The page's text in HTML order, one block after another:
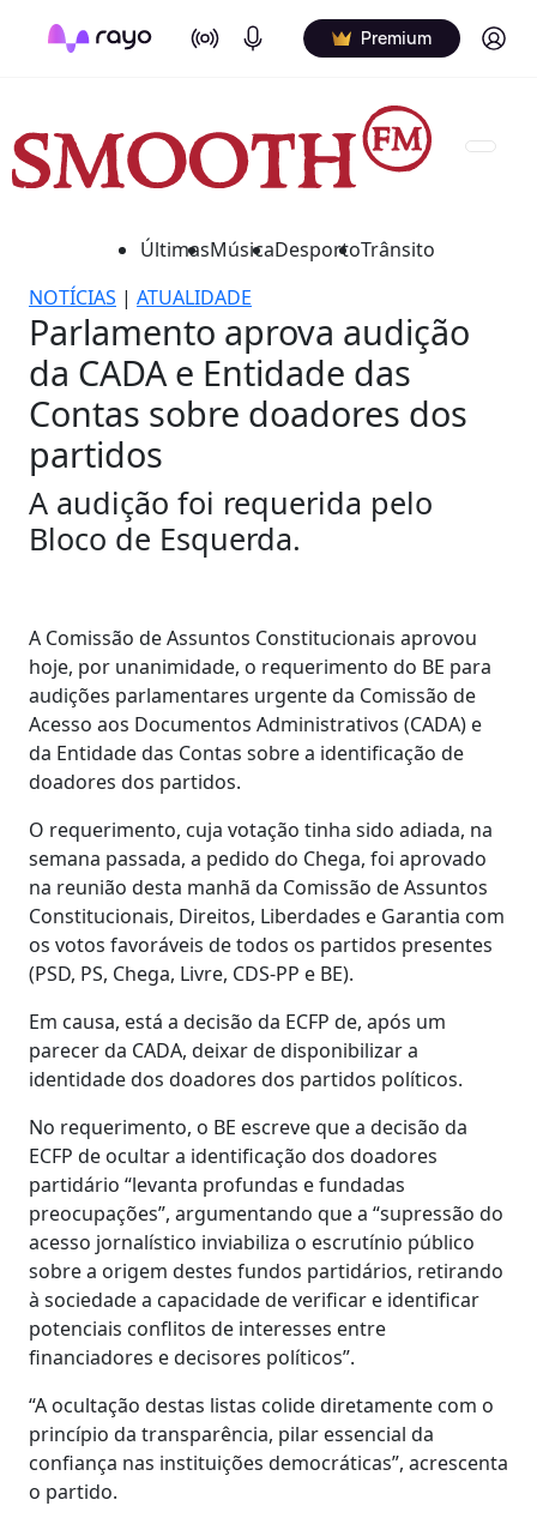
On Air Podcasts Premium Log in
ÚltimasMúsicaDesportoTrânsito
NOTÍCIAS | ATUALIDADE
Parlamento aprova audição
da CADA e Entidade das
Contas sobre doadores dos
partidos
A audição foi requerida pelo
Bloco de Esquerda.
A Comissão de Assuntos Constitucionais aprovou
hoje, por unanimidade, o requerimento do BE para
audições parlamentares urgente da Comissão de
Acesso aos Documentos Administrativos (CADA) e
da Entidade das Contas sobre a identificação de
doadores dos partidos.
O requerimento, cuja votação tinha sido adiada, na
semana passada, a pedido do Chega, foi aprovado
na reunião desta manhã da Comissão de Assuntos
Constitucionais, Direitos, Liberdades e Garantia com
os votos favoráveis de todos os partidos presentes
(PSD, PS, Chega, Livre, CDS-PP e BE).
Em causa, está a decisão da ECFP de, após um
parecer da CADA, deixar de disponibilizar a
identidade dos doadores dos partidos políticos.
No requerimento, o BE escreve que a decisão da
ECFP de ocultar a identificação dos doadores
partidário “levanta profundas e fundadas
preocupações”, argumentando que a “supressão do
acesso jornalístico inviabiliza o escrutínio público
sobre a origem destes fundos partidários, retirando
à sociedade a capacidade de verificar e identificar
potenciais conflitos de interesses entre
financiadores e decisores políticos”.
“A ocultação destas listas colide diretamente com o
princípio da transparência, pilar essencial da
confiança nas instituições democráticas”, acrescenta
o partido.